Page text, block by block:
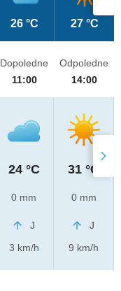
26 °C 27 °C
Dopoledne
11:00
24 °C
0 mm
J
3 km/h
Odpoledne
14:00
31 °C
0 mm
J
9 km/h